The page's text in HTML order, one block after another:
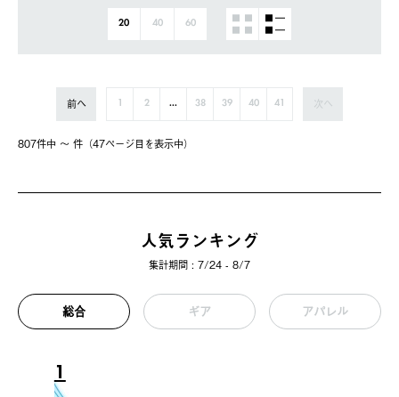
20 40 60
807件中 〜 件（47ページ⽬を表⽰中）
前へ 1 2 ... 38 39 40 41 次へ
人気ランキング
集計期間 : 7/24 - 8/7
総合 ギア アパレル
1